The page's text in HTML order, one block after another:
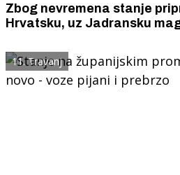
Zbog nevremena stanje
Hrvatsku, uz Jadransku
11. Travanj